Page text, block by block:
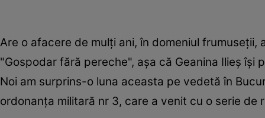
Are o afacere de mulți ani, în domeniul frumuseții,
"Gospodar fără pereche", așa că Geanina Ilieș
Noi am surprins-o luna aceasta pe vedetă în
ordonanța militară nr 3, care a venit cu o serie de